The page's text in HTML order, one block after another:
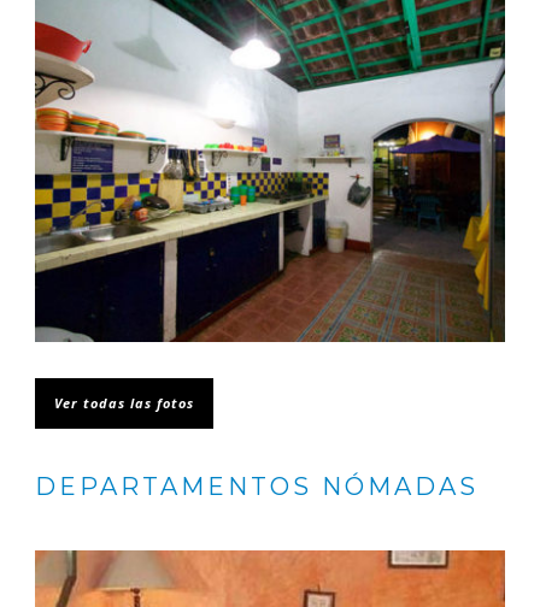
Ver todas las fotos
DEPARTAMENTOS NÓMADAS